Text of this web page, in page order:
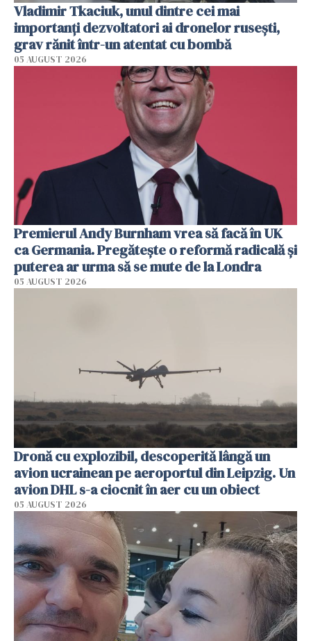
Vladimir Tkaciuk, unul dintre cei mai
importanți dezvoltatori ai dronelor rusești,
grav rănit într-un atentat cu bombă
05 AUGUST 2026
Premierul Andy Burnham vrea să facă în UK
ca Germania. Pregătește o reformă radicală și
puterea ar urma să se mute de la Londra
05 AUGUST 2026
Dronă cu explozibil, descoperită lângă un
avion ucrainean pe aeroportul din Leipzig. Un
avion DHL s-a ciocnit în aer cu un obiect
05 AUGUST 2026